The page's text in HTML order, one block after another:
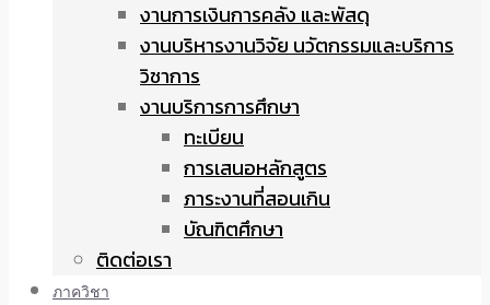
งานการเงินการคลัง และพัสดุ
งานบริหารงานวิจัย นวัตกรรมและบริการ
วิชาการ
งานบริการการศึกษา
ทะเบียน
การเสนอหลักสูตร
ภาระงานที่สอนเกิน
บัณฑิตศึกษา
ติดต่อเรา
ภาควิชา